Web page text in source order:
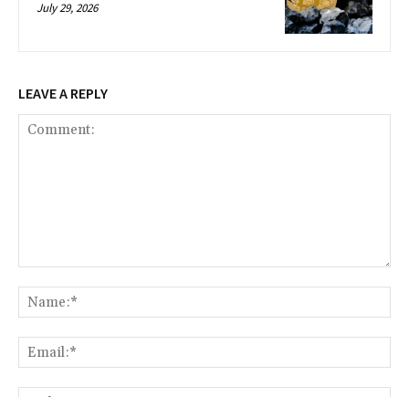
July 29, 2026
LEAVE A REPLY